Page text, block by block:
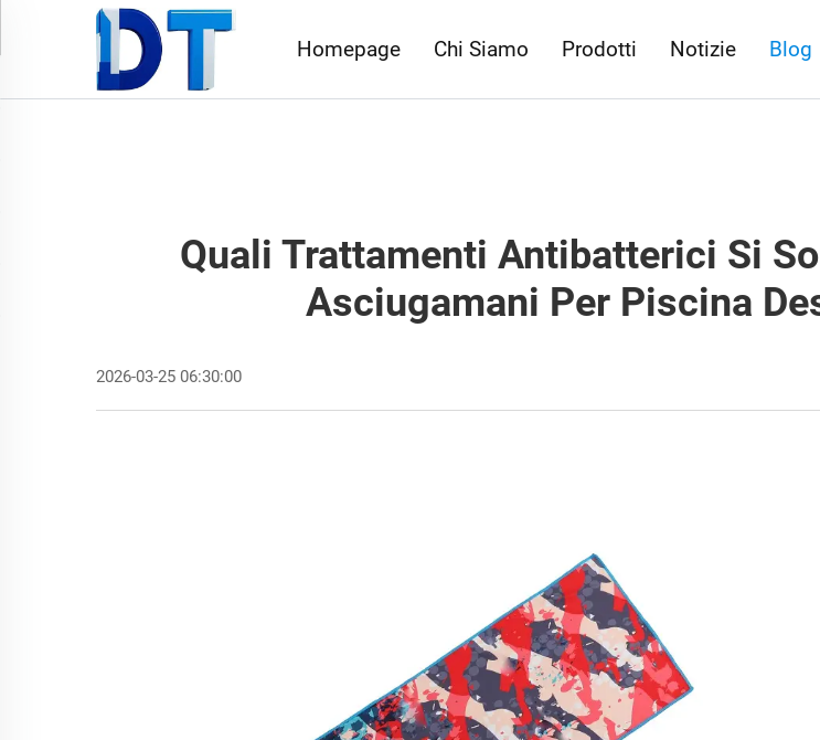
Homepage Chi Siamo Prodotti Notizie Blog
Quali Trattamenti Antibatterici Si
Asciugamani Per Piscina
2026-03-25 06:30:00